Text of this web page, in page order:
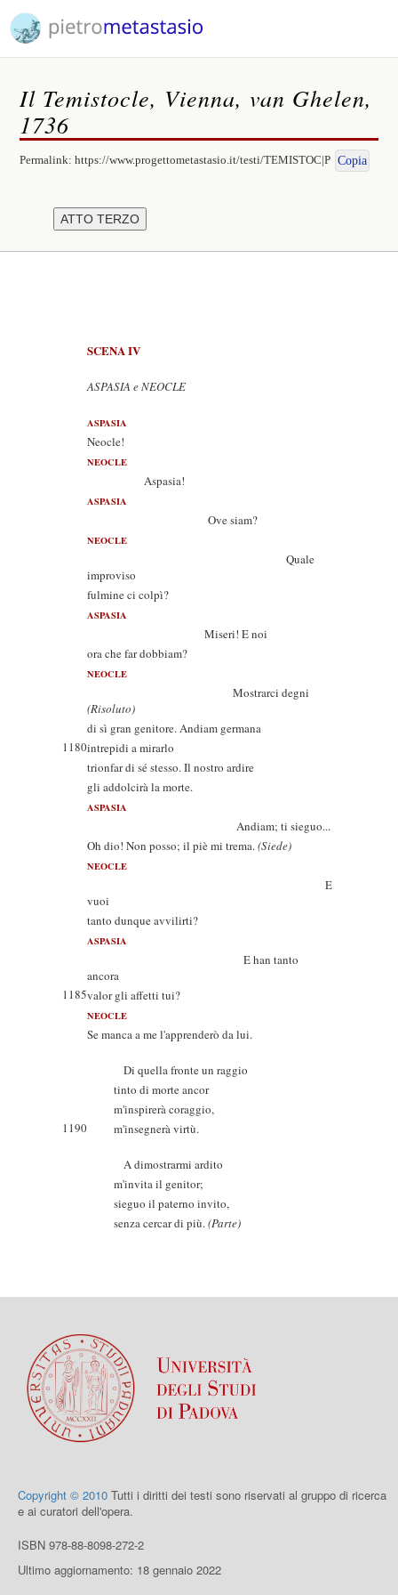
Il Temistocle, Vienna, van Ghelen,
1736
Permalink:https://www.progettometastasio.it/testi/TEMISTOC|P Copia
SCENA IV
ASPASIA e NEOCLE
ASPASIA
Neocle!
NEOCLE
Aspasia!
ASPASIA
Ove siam?
NEOCLE
Quale
improviso
fulmine ci colpì?
ASPASIA
Miseri! E noi
ora che far dobbiam?
NEOCLE
Mostrarci degni
(Risoluto)
di sì gran genitore. Andiam germana
1180intrepidi a mirarlo
trionfar di sé stesso. Il nostro ardire
gli addolcirà la morte.
ASPASIA
Andiam; ti sieguo...
Oh dio! Non posso; il piè mi trema.(Siede)
NEOCLE
E
vuoi
tanto dunque avvilirti?
ASPASIA
E han tanto
ancora
1185valor gli affetti tui?
NEOCLE
Se manca a me l'apprenderò da lui.
Di quella fronte un raggio
tinto di morte ancor
m'inspirerà coraggio,
1190
m'insegnerà virtù.
A dimostrarmi ardito
m'invita il genitor;
sieguo il paterno invito,
senza cercar di più.(Parte)
Copyright © 2010 Tutti i diritti dei testi sono riservati al gruppo di ricerca
e ai curatori dell'opera.
ISBN 978-88-8098-272-2
Ultimo aggiornamento: 18 gennaio 2022